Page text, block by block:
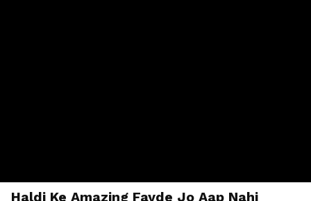
Haldi Ke Amazing Fayde Jo Aap Nahi